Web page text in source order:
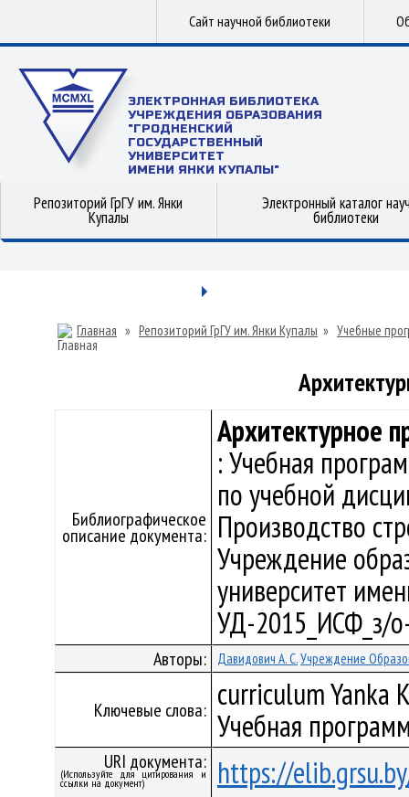
Сайт научной библиотеки
ЭЛЕКТРОННАЯ БИБЛИОТЕКА
УЧРЕЖДЕНИЯ ОБРАЗОВАНИЯ
"ГРОДНЕНСКИЙ
ГОСУДАРСТВЕННЫЙ
УНИВЕРСИТЕТ
ИМЕНИ ЯНКИ КУПАЛЫ"
Репозиторий ГрГУ им. Янки
Купалы
Электронный каталог
библиотеки
Главная » Репозиторий ГрГУ им. Янки Купалы » Учебные
Библиографическое
описание документа:
Архитектурное
: Учебная
по учебной
Производство
Учреждение
университет
УД-2015_ИСФ_з/
Авторы: Давидович А. С.Учреждение
Ключевые слова: curriculum Yanka
Учебная
URI документа:
(Используйте для цитирования и
ссылки на документ) https://